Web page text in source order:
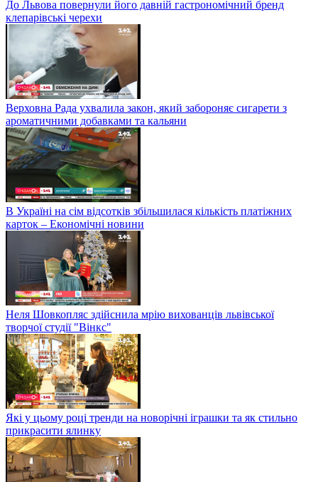
До Львова повернули його давній гастрономічний бренд
клепарівські черехи
Верховна Рада ухвалила закон, який забороняє сигарети з
ароматичними добавками та кальяни
В Україні на сім відсотків збільшилася кількість платіжних
карток – Економічні новини
Неля Шовкопляс здійснила мрію вихованців львівської
творчої студії "Вінкс"
Які у цьому році тренди на новорічні іграшки та як стильно
прикрасити ялинку